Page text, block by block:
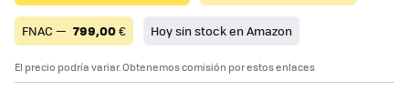
FNAC — 799,00€ Hoy sin stock en Amazon
El precio podría variar. Obtenemos comisión por estos enlaces